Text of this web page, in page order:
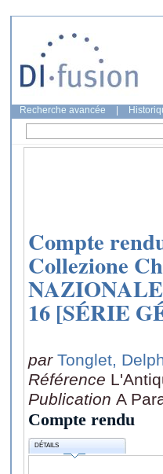
Recherche avancée
Compte
Collezione
16 [SÉRIE
par Tonglet,
Référence
Publication A
Compte rendu
DÉTAILS